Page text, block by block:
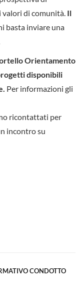
valori di comunità. Il
basta inviare una
Orientamento
disponibili
Per informazioni gli
ricontattati per
incontro su
CONDOTTO